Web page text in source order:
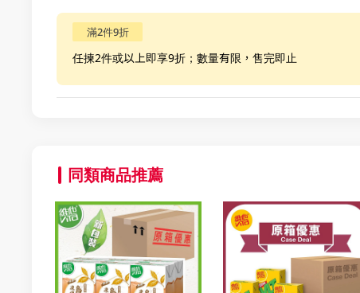
滿2件9折
任揀2件或以上即享9折；數量有限，售完即止
同類商品推薦